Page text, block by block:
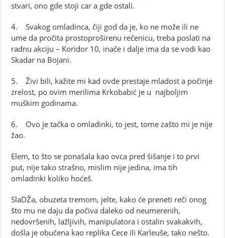
stvari, ono gde stoji car a gde ostali.
4. Svakog omladinca, čiji god da je, ko ne može ili ne
ume da pročita prostoproširenu rečenicu, treba poslati na
radnu akciju – Koridor 10, inače i dalje ima da se vodi kao
Skadar na Bojani.
5. Živi bili, kažite mi kad ovde prestaje mladost a počinje
zrelost, po ovim merilima Krkobabić je u najboljim
muškim godinama.
6. Ovo je tačka o omladinki, to jest, tome zašto mi je nije
žao.
Elem, to što se ponašala kao ovca pred šišanje i to prvi
put, nije tako strašno, mislim nije jedina, ima tih
omladinki koliko hoćeš.
SlaDŽa, obuzeta tremom, jelte, kako će preneti reči onog
što mu ne daju da počiva daleko od neumerenih,
nedovršenih, lažljivih, manipulatora i ostalin svakakvih,
došla je obučena kao replika Cece ili Karleuše, tako nešto.